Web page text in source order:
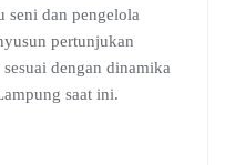
seni dan pengelola
pertunjukan
dengan dinamika
saat ini.